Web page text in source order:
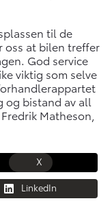
til de
oss at bilen treffer
God service
viktig som selve
og bistand av all
Matheson,
X
LinkedIn